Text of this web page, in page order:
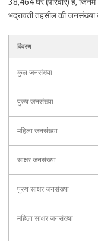
भद्रावती तहसील की जनसंख्या
विवरण
कुल जनसंख्या
पुरुष जनसंख्या
महिला जनसंख्या
साक्षर जनसंख्या
पुरुष साक्षर जनसंख्या
महिला साक्षर जनसंख्या